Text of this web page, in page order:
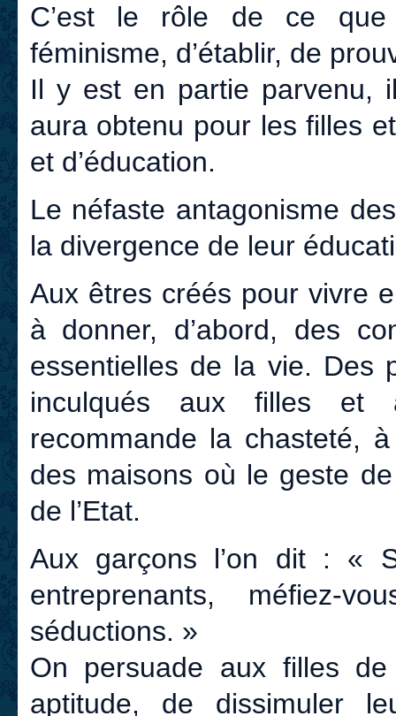
C’est le rôle de ce que
féminisme, d’établir, de
Il y est en partie parvenu,
aura obtenu pour les filles
et d’éducation.
Le néfaste antagonisme
la divergence de leur
Aux êtres créés pour vivre
à donner, d’abord, des
essentielles de la vie. Des
inculqués aux filles et
recommande la chasteté,
des maisons où le geste
de l’Etat.
Aux garçons l’on dit : «
entreprenants, méfiez-
séductions. »
On persuade aux filles
aptitude, de dissimuler